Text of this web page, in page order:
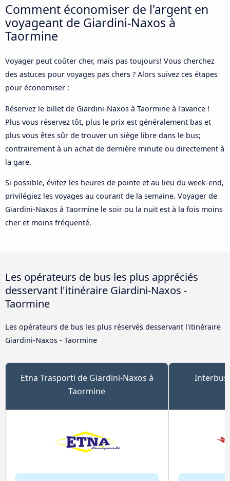
Comment économiser de l'argent en
voyageant de Giardini-Naxos à
Taormine
Voyager peut coûter cher, mais pas toujours! Vous cherchez
des astuces pour voyages pas chers ? Alors suivez ces étapes
pour économiser :
Réservez le billet de Giardini-Naxos à Taormine à l'avance !
Plus vous réservez tôt, plus le prix est généralement bas et
plus vous êtes sûr de trouver un siège libre dans le bus;
contrairement à un achat de dernière minute ou directement à
la gare.
Si possible, évitez les heures de pointe et au lieu du week-end,
privilégiez les voyages au courant de la semaine. Voyager de
Giardini-Naxos à Taormine le soir ou la nuit est à la fois moins
cher et moins fréquenté.
Les opérateurs de bus les plus appréciés
desservant l'itinéraire Giardini-Naxos -
Taormine
Les opérateurs de bus les plus réservés desservant l'itinéraire
Giardini-Naxos - Taormine
Etna Trasporti de Giardini-Naxos à
Taormine
Interbus